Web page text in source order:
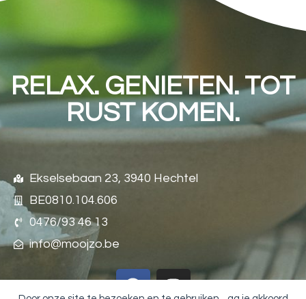
RELAX. GENIETEN. TOT
RUST KOMEN.
Ekselsebaan 23, 3940 Hechtel
BE0810.104.606
0476/93 46 13
info@moojzo.be